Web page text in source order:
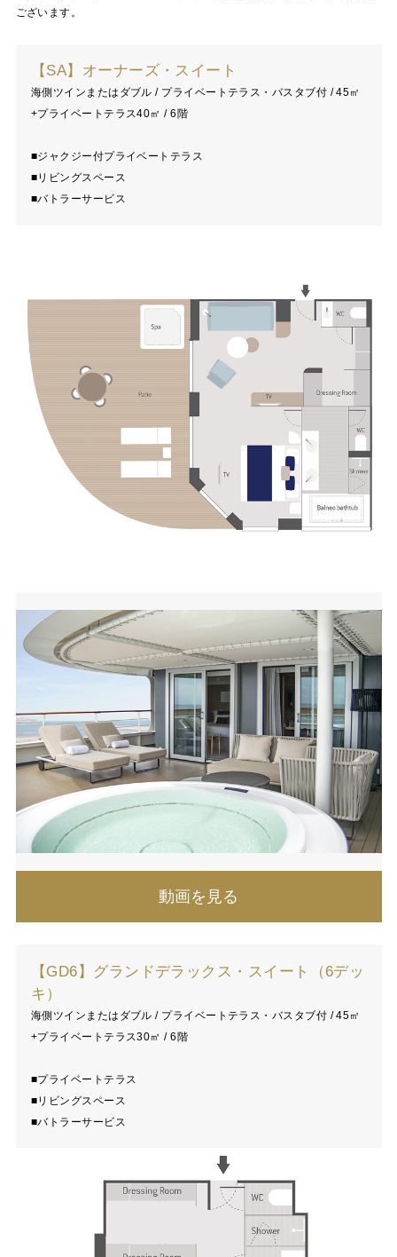
ございます。
【SA】オーナーズ・スイート
海側ツインまたはダブル / プライベートテラス・バスタブ付 / 45㎡
+プライベートテラス40㎡ / 6階
■ジャクジー付プライベートテラス
■リビングスペース
■バトラーサービス
動画を見る
【GD6】グランドデラックス・スイート（6デッ
キ）
海側ツインまたはダブル / プライベートテラス・バスタブ付 / 45㎡
+プライベートテラス30㎡ / 6階
■プライベートテラス
■リビングスペース
■バトラーサービス